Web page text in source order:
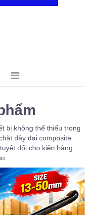
bị không thể thiếu trong
dây đai composite
đối cho kiện hàng